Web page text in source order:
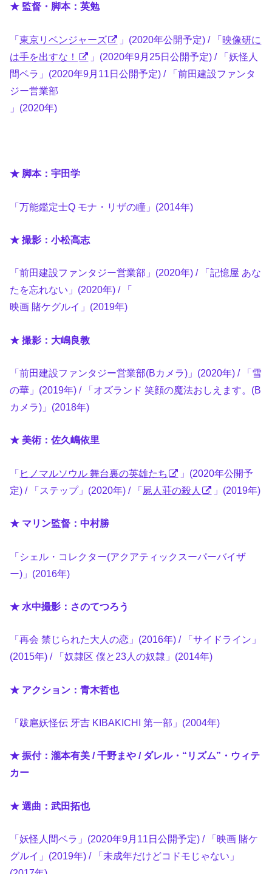
★ 監督・脚本：英勉
「東京リベンジャーズ 」(2020年公開予定) / 「映像研に
は手を出すな！
」(2020年9月25日公開予定) / 「妖怪人
間ベラ」(2020年9月11日公開予定) / 「前田建設ファンタ
ジー営業部
」(2020年)
★ 脚本：宇田学
「万能鑑定士Q モナ・リザの瞳」(2014年)
★ 撮影：小松高志
「前田建設ファンタジー営業部」(2020年) / 「記憶屋 あな
たを忘れない」(2020年) / 「
映画 賭ケグルイ」(2019年)
★ 撮影：大嶋良教
「前田建設ファンタジー営業部(Bカメラ)」(2020年) / 「雪
の華」(2019年) / 「オズランド 笑顔の魔法おしえます。(B
カメラ)」(2018年)
★ 美術：佐久嶋依里
「 ヒノマルソウル 舞台裏の英雄たち
」(2020年公開予
定) / 「ステップ」(2020年) / 「屍人荘の殺人 」(2019年)
★ マリン監督：中村勝
「シェル・コレクター(アクアティックスーパーバイザ
ー)」(2016年)
★ 水中撮影：さのてつろう
「再会 禁じられた大人の恋」(2016年) / 「サイドライン」
(2015年) / 「奴隷区 僕と23人の奴隷」(2014年)
★ アクション：青木哲也
「跋扈妖怪伝 牙吉 KIBAKICHI 第一部」(2004年)
★ 振付：瀧本有美 / 千野まや / ダレル・“リズム”・ウィテ
カー
★ 選曲：武田拓也
「妖怪人間ベラ」(2020年9月11日公開予定) / 「映画 賭ケ
グルイ」(2019年) / 「未成年だけどコドモじゃない」